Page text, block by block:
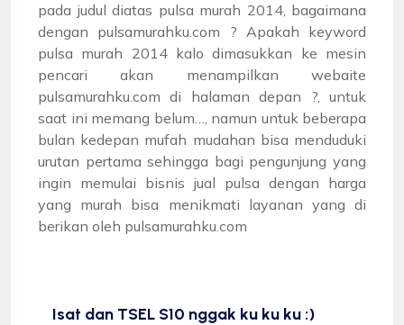
pada judul diatas pulsa murah 2014, bagaimana
dengan pulsamurahku.com ? Apakah keyword
pulsa murah 2014 kalo dimasukkan ke mesin
pencari akan menampilkan webaite
pulsamurahku.com di halaman depan ?, untuk
saat ini memang belum…, namun untuk beberapa
bulan kedepan mufah mudahan bisa menduduki
urutan pertama sehingga bagi pengunjung yang
ingin memulai bisnis jual pulsa dengan harga
yang murah bisa menikmati layanan yang di
berikan oleh pulsamurahku.com
Isat dan TSEL S10 nggak ku ku ku :)